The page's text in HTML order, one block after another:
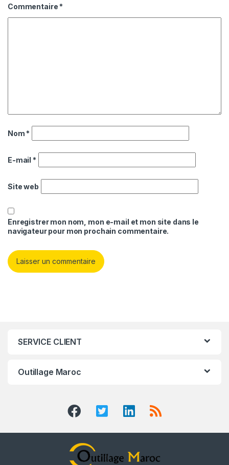
Commentaire *
Nom *
E-mail *
Site web
Enregistrer mon nom, mon e-mail et mon site dans le
navigateur pour mon prochain commentaire.
SERVICE CLIENT
Outillage Maroc